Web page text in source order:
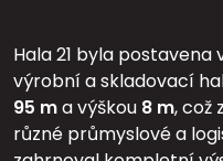
Hala 21 byla postavena
výrobní a skladovací
95 ma výškou 8 m, což
různé průmyslové a